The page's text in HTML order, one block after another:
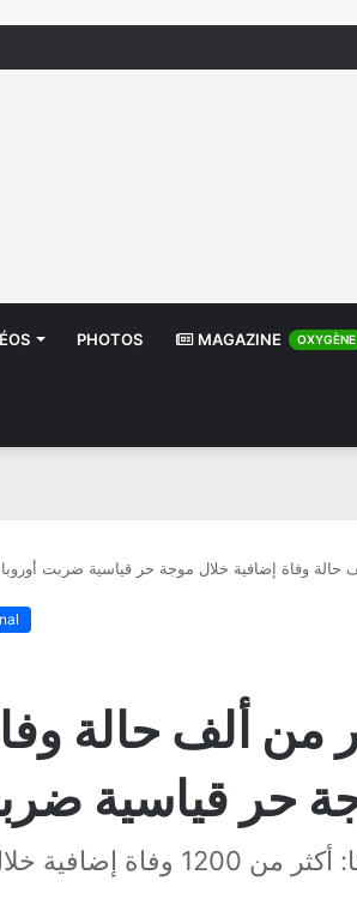
منظّمة تدعو
PHOTOS MAGAZINE OXYGÈNE
حالة وفاة إضافية خلال موجة حر قياسية ضربت أوروبا
من ألف حالة
حر قياسية
وفاة إضافية خلال موجة الحر